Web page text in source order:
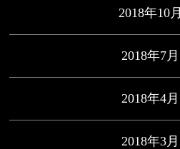
2018年10月
2018年7月
2018年4月
2018年3月